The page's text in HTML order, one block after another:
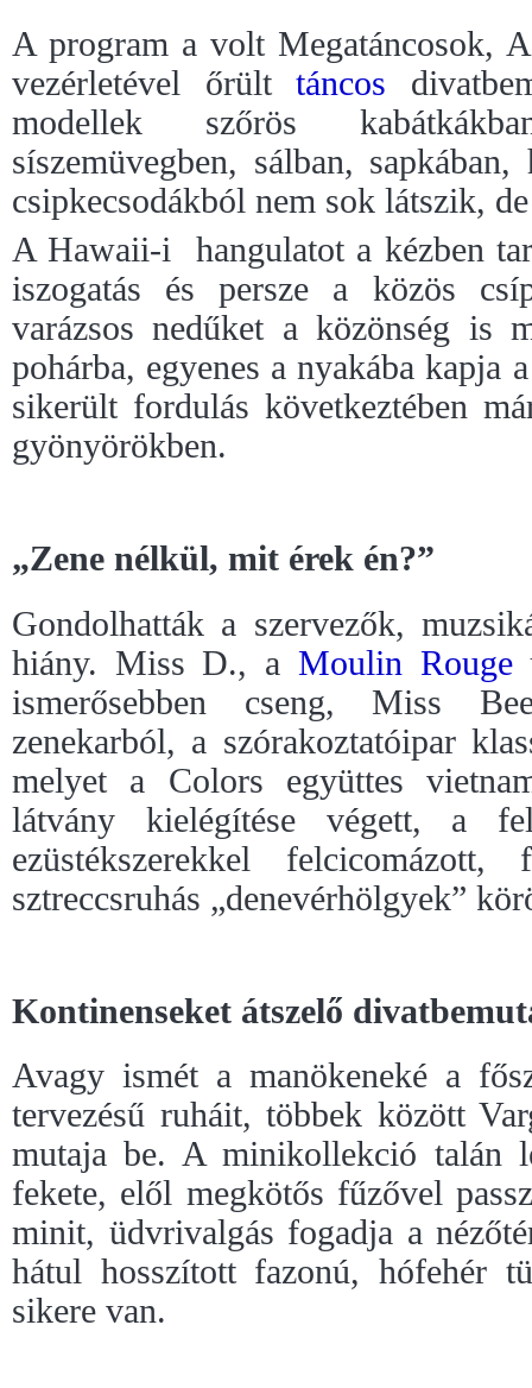
A program a volt Megatáncosok,
vezérletével őrülttáncos
modellek szőrös
síszemüvegben, sálban,
csipkecsodákból nem sok látszik,
A Hawaii-i
hangulatot a kézben
iszogatás és persze a közös
varázsos nedűket a közönség is
pohárba, egyenes a nyakába kapja
sikerült fordulás következtében
gyönyörökben.
„Zene nélkül, mit érek én?”
Gondolhatták a szervezők,
hiány. Miss D., a Moulin Rouge
ismerősebben cseng, Miss
zenekarból, a szórakoztatóipar
melyet a Colors együttes
látvány kielégítése végett, a
ezüstékszerekkel felcicomázott,
sztreccsruhás „denevérhölgyek”
Kontinenseket átszelő
Avagy ismét a manökeneké a
tervezésű ruháit, többek között
mutaja be. A minikollekció talán
fekete, elől megkötős fűzővel
minit, üdvrivalgás fogadja a
hátul hosszított fazonú, hófehér
sikere van.